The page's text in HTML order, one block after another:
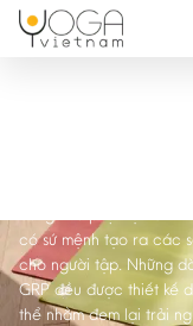
có sứ mệnh tạo ra các
cho người tập. Những
GRP đều được thiết kế
thể nhằm đem lại trải